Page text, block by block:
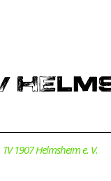
TV 1907 Helmsheim e. V.